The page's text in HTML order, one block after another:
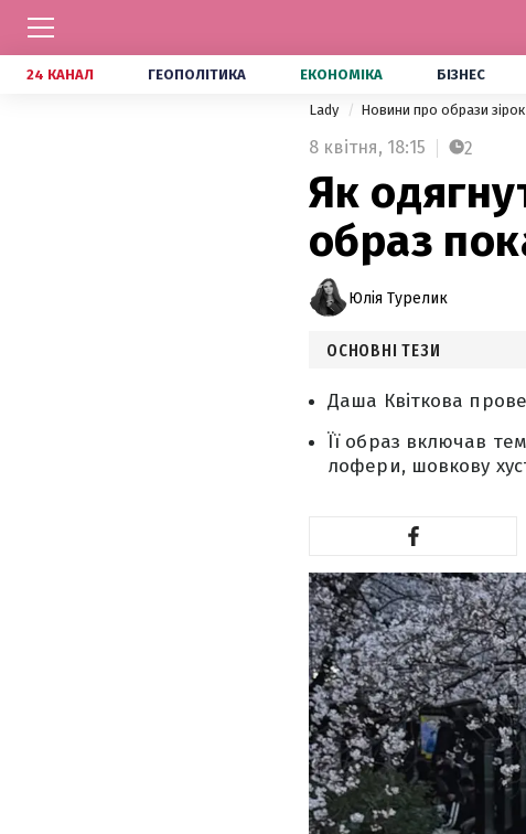
24 КАНАЛ ГЕОПОЛІТИКА ЕКОНОМІКА БІЗНЕС
Lady Новини про образи зірок
8 квітня, 18:15 2
Як
образ
Юлія Турелик
ОСНОВНІ ТЕЗИ
Даша Квіткова
Її образ включав
лофери, шовкову